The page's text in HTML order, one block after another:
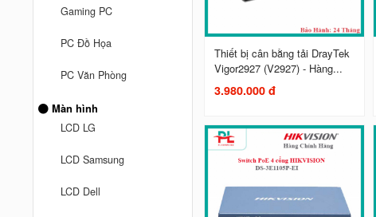
Gaming PC
PC Đồ Họa
PC Văn Phòng
Màn hình
LCD LG
LCD Samsung
LCD Dell
Thiết bị cân bằng tải DrayTek
Vigor2927 (V2927) - Hàng...
3.980.000 đ